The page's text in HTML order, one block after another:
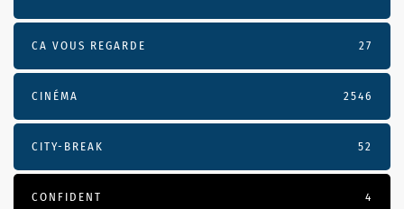
CA VOUS REGARDE 27
CINÉMA 2546
CITY-BREAK 52
CONFIDENT 4